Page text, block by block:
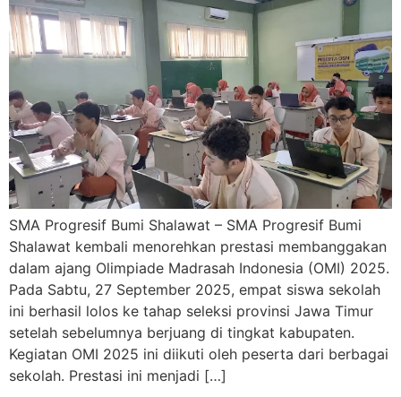
SMA Progresif Bumi Shalawat – SMA Progresif Bumi
Shalawat kembali menorehkan prestasi membanggakan
dalam ajang Olimpiade Madrasah Indonesia (OMI) 2025.
Pada Sabtu, 27 September 2025, empat siswa sekolah
ini berhasil lolos ke tahap seleksi provinsi Jawa Timur
setelah sebelumnya berjuang di tingkat kabupaten.
Kegiatan OMI 2025 ini diikuti oleh peserta dari berbagai
sekolah. Prestasi ini menjadi […]